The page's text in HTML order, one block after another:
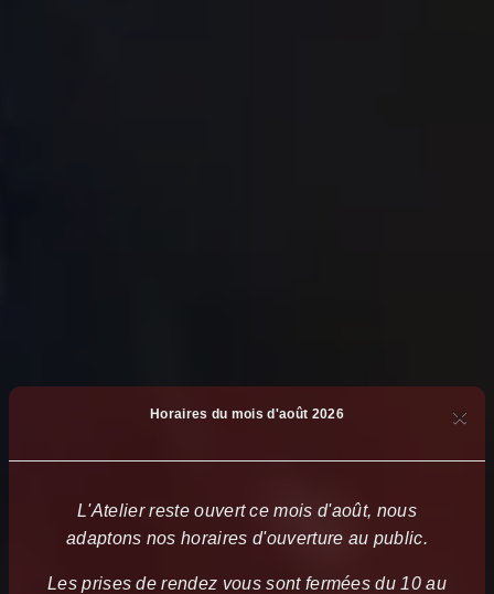
Horaires du mois d'août 2026 ×
L'Atelier reste ouvert ce mois d'août, nous
adaptons nos horaires d'ouverture au public.
Les prises de rendez vous sont fermées du 10 au